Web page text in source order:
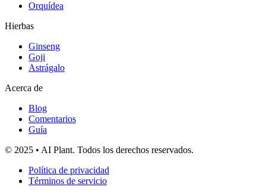
Orquídea
Hierbas
Ginseng
Goji
Astrágalo
Acerca de
Blog
Comentarios
Guía
© 2025 • AI Plant. Todos los derechos reservados.
Política de privacidad
Términos de servicio